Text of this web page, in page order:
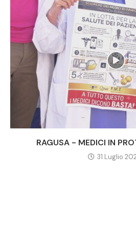
RAGUSA - MEDICI IN
31 Luglio